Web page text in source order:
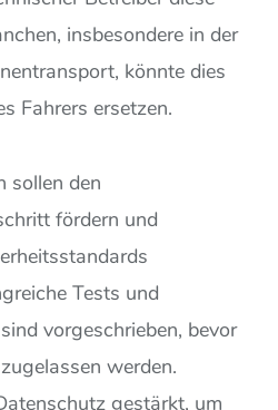
insbesondere in der
könnte dies
Fahrers ersetzen.
sollen den
fördern und
Tests und
vorgeschrieben, bevor
werden.
gestärkt, um